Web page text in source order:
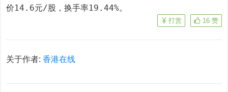
价14.6元/股，换手率19.44%。
16 赞
打赏
关于作者:香港在线